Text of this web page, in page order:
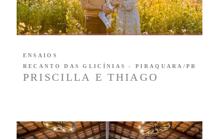
PRISCILLA E THIAGO
ENSAIOS
RECANTO DAS GLICÍNIAS - PIRAQUARA/PR